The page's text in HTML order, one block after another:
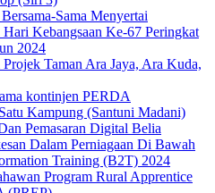
Sama Menyertai
Hari Kebangsaan Ke-67 Peringkat
2024
Taman Ara Jaya, Ara Kuda,
kontinjen PERDA
Kampung (Santuni Madani)
Pemasaran Digital Belia
Dalam Perniagaan Di Bawah
Training (B2T) 2024
Program Rural Apprentice